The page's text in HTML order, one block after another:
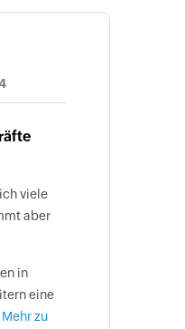
viele
aber
in
eine
Mehr zu